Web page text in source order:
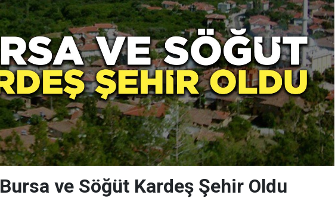
Bursa ve Söğüt Kardeş Şehir Oldu